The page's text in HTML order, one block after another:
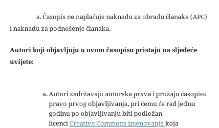
a. Časopis ne naplaćuje naknadu za obradu članaka (APC)
i naknadu za podnošenje članaka.
Autori koji objavljuju u ovom časopisu pristaju na sljedeće
uvijete:
Autori zadržavaju autorska prava i pružaju časopisu
pravo prvog objavljivanja, pri čemu će rad jednu
godinu po objavljivanju biti podložan
licenciCreative Commons imenovanjekoja